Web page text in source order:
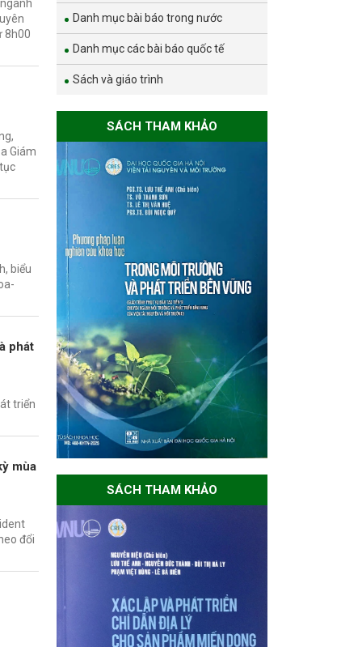
8h00
Giám
biểu
phát
triển
mùa
đổi
Danh mục bài báo trong nước
Danh mục các bài báo quốc tế
Sách và giáo trình
SÁCH THAM KHẢO
SÁCH THAM KHẢO